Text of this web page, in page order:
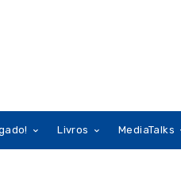
Livros MediaTalks